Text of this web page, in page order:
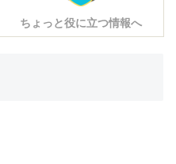
ちょっと役に立つ情報へ